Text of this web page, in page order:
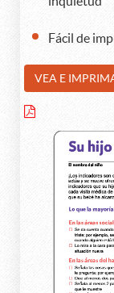
Fácil de
VEA E